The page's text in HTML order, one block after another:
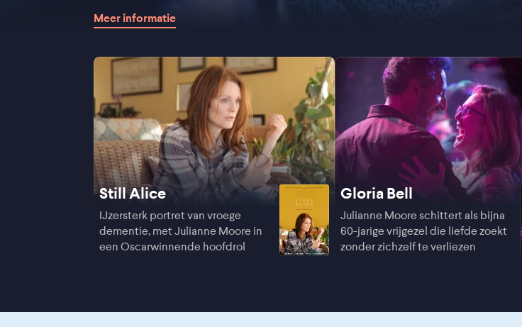
Alle films
Meer informatie
Still Alice
IJzersterk portret van vroege
dementie, met Julianne Moore in
een Oscarwinnende hoofdrol
Gloria Bell
Julianne Moore schittert als bijna
60-jarige vrijgezel die liefde zoekt
zonder zichzelf te verliezen